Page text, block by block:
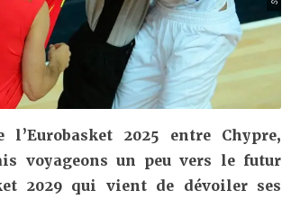
l’Eurobasket 2025 entre Chypre,
voyageons un peu vers le futur
2029 qui vient de dévoiler ses